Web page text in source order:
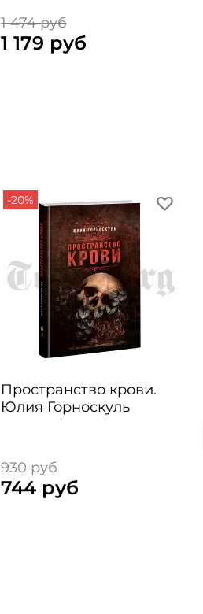
1 474 руб
1 179 руб
-20%
Пространство крови.
Юлия Горноскуль
930 руб
744 руб